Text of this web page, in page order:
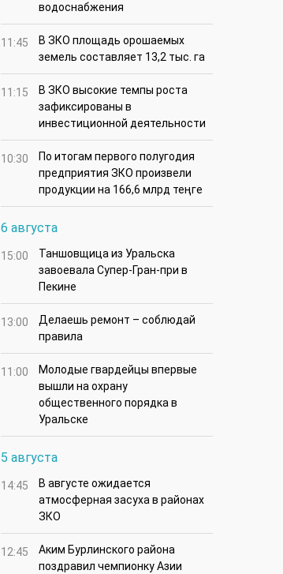
водоснабжения
11:45
В ЗКО площадь орошаемых
земель составляет 13,2 тыс. га
11:15
В ЗКО высокие темпы роста
зафиксированы в
инвестиционной деятельности
10:30
По итогам первого полугодия
предприятия ЗКО произвели
продукции на 166,6 млрд теңге
6 августа
15:00
Таншовщица из Уральска
завоевала Супер-Гран-при в
Пекине
13:00
Делаешь ремонт – соблюдай
правила
11:00
Молодые гвардейцы впервые
вышли на охрану
общественного порядка в
Уральске
5 августа
14:45
В августе ожидается
атмосферная засуха в районах
ЗКО
12:45
Аким Бурлинского района
поздравил чемпионку Азии